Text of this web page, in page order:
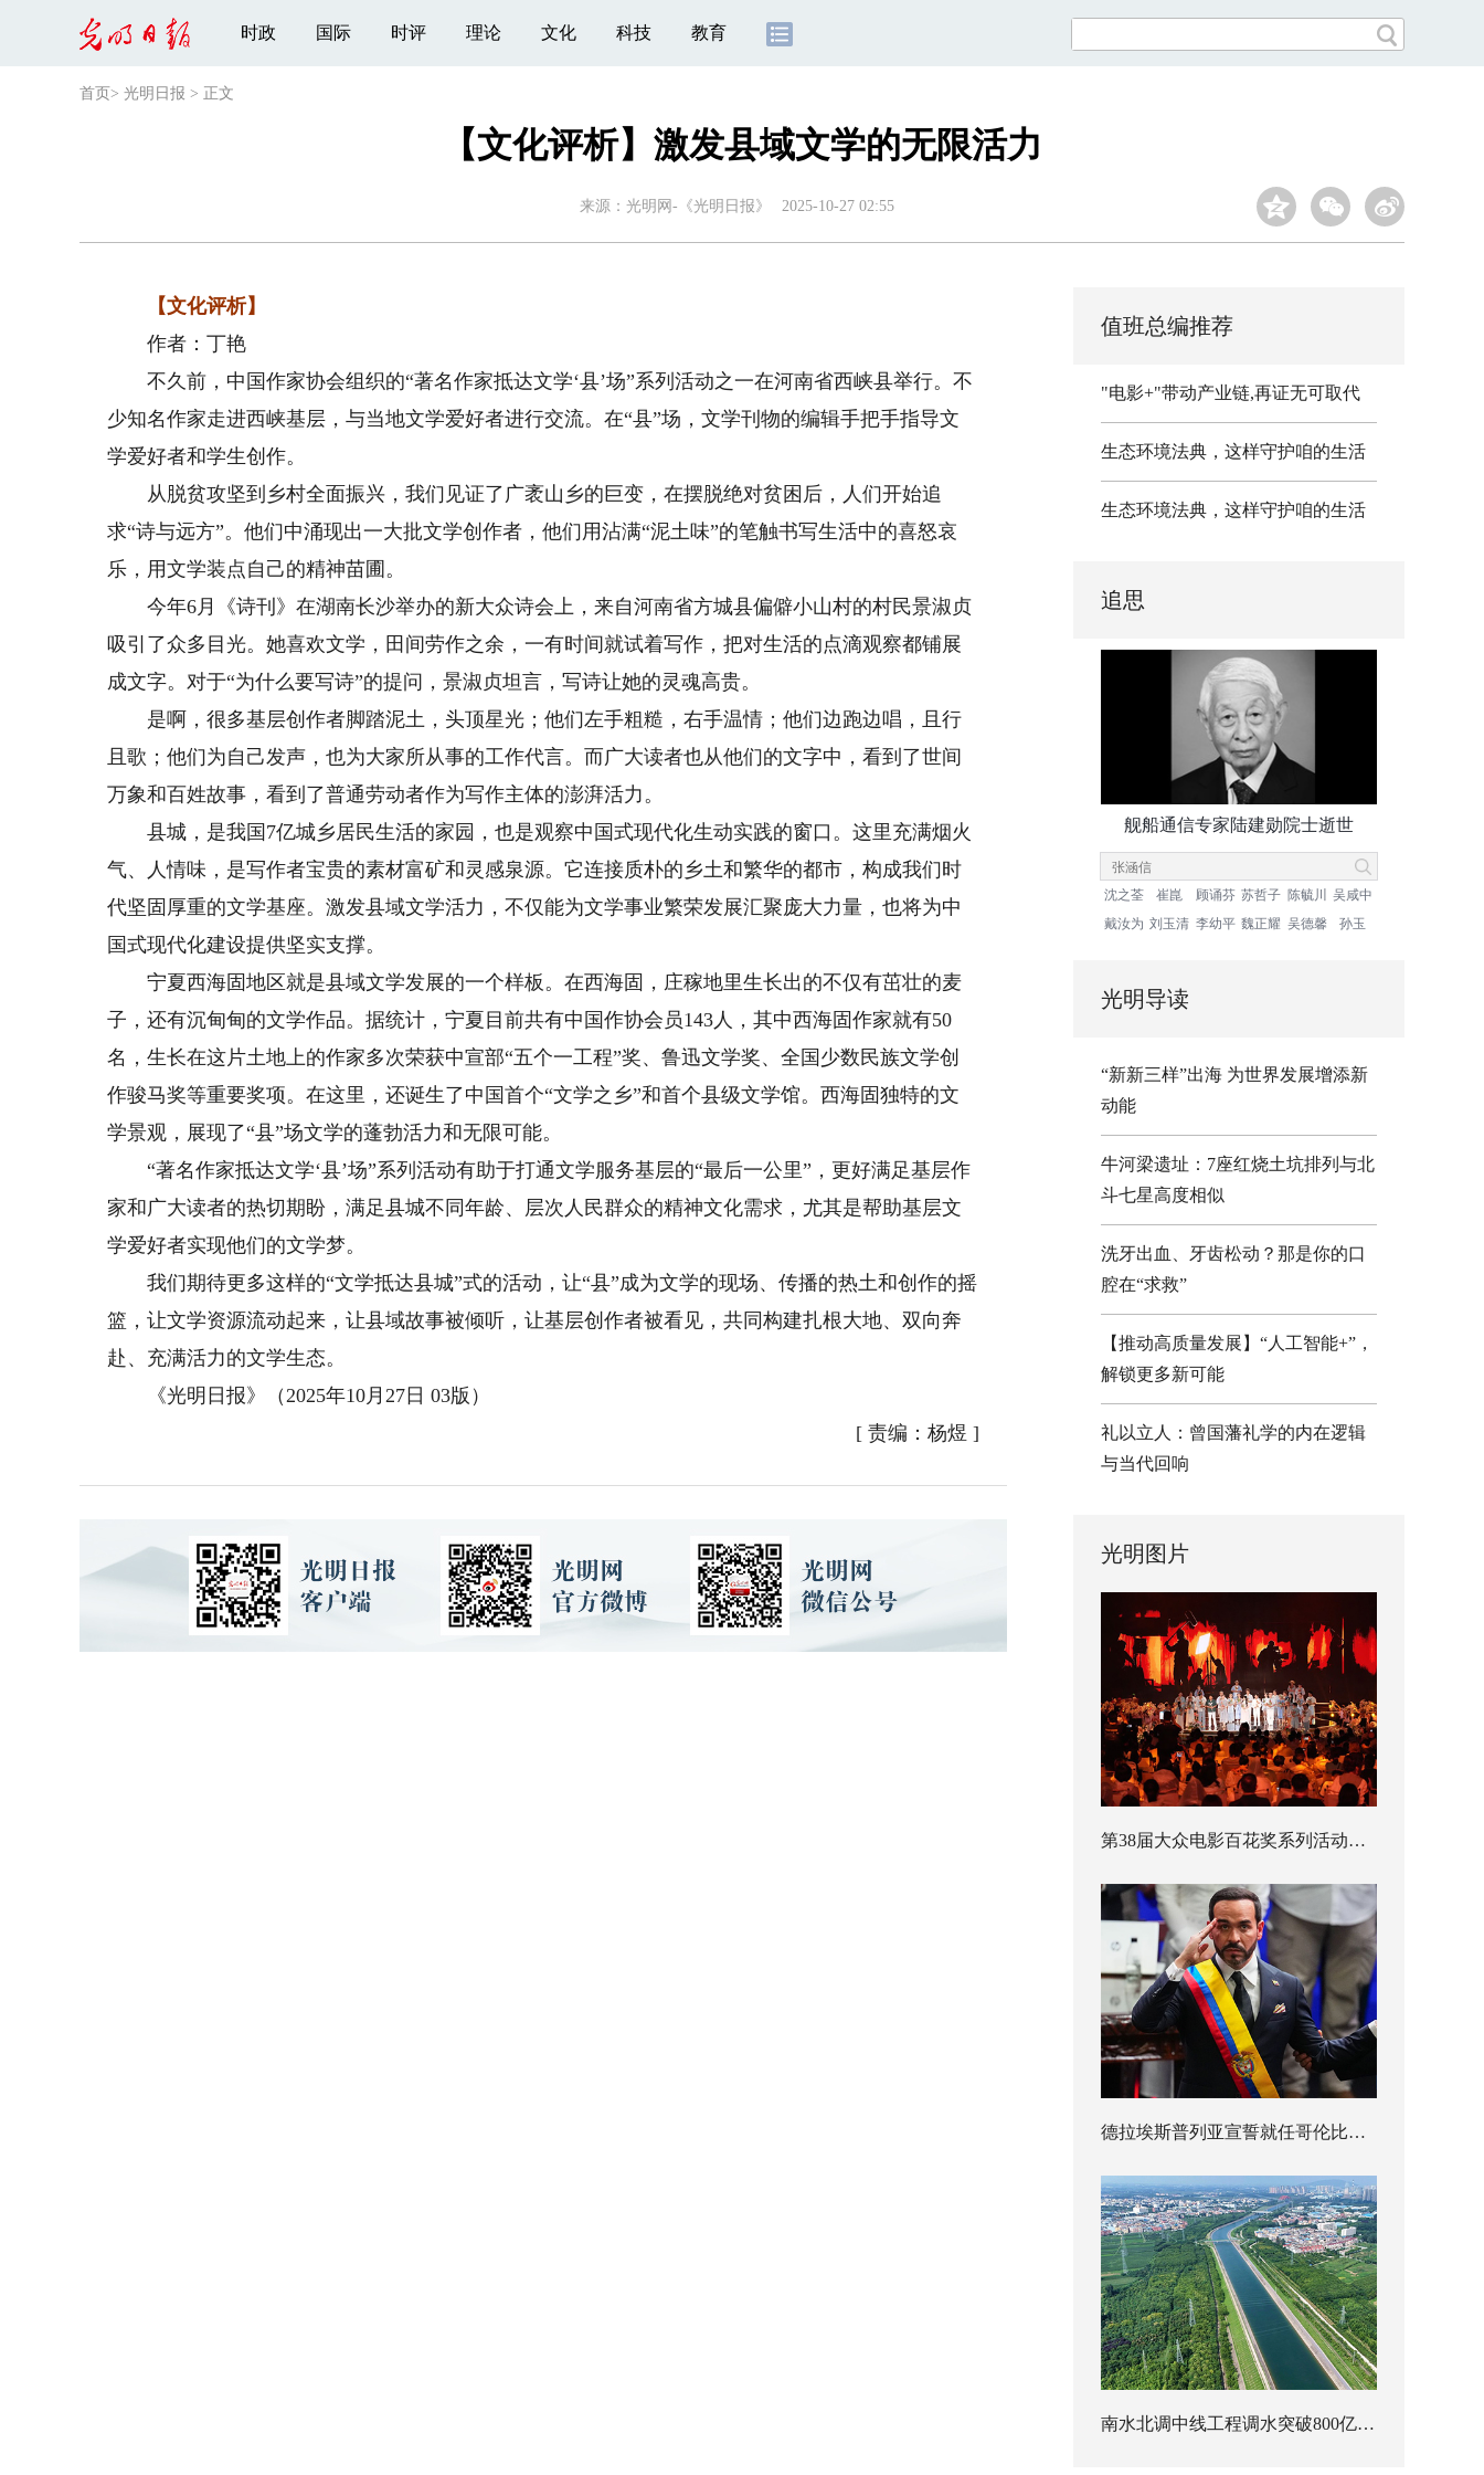
时政 国际 时评 理论 文化 科技 教育
首页 > 光明日报 > 正文
【文化评析】激发县域文学的无限活力
来源： 光明网-《光明日报》 2025-10-27 02:55
【文化评析】
作者：丁艳
不久前，中国作家协会组织的“著名作家抵达文学‘县’场”系列活动之一在河南省西峡县举行。不
少知名作家走进西峡基层，与当地文学爱好者进行交流。在“县”场，文学刊物的编辑手把手指导文
学爱好者和学生创作。
从脱贫攻坚到乡村全面振兴，我们见证了广袤山乡的巨变，在摆脱绝对贫困后，人们开始追
求“诗与远方”。他们中涌现出一大批文学创作者，他们用沾满“泥土味”的笔触书写生活中的喜怒哀
乐，用文学装点自己的精神苗圃。
今年6月《诗刊》在湖南长沙举办的新大众诗会上，来自河南省方城县偏僻小山村的村民景淑贞
吸引了众多目光。她喜欢文学，田间劳作之余，一有时间就试着写作，把对生活的点滴观察都铺展
成文字。对于“为什么要写诗”的提问，景淑贞坦言，写诗让她的灵魂高贵。
是啊，很多基层创作者脚踏泥土，头顶星光；他们左手粗糙，右手温情；他们边跑边唱，且行
且歌；他们为自己发声，也为大家所从事的工作代言。而广大读者也从他们的文字中，看到了世间
万象和百姓故事，看到了普通劳动者作为写作主体的澎湃活力。
县城，是我国7亿城乡居民生活的家园，也是观察中国式现代化生动实践的窗口。这里充满烟火
气、人情味，是写作者宝贵的素材富矿和灵感泉源。它连接质朴的乡土和繁华的都市，构成我们时
代坚固厚重的文学基座。激发县域文学活力，不仅能为文学事业繁荣发展汇聚庞大力量，也将为中
国式现代化建设提供坚实支撑。
宁夏西海固地区就是县域文学发展的一个样板。在西海固，庄稼地里生长出的不仅有茁壮的麦
子，还有沉甸甸的文学作品。据统计，宁夏目前共有中国作协会员143人，其中西海固作家就有50
名，生长在这片土地上的作家多次荣获中宣部“五个一工程”奖、鲁迅文学奖、全国少数民族文学创
作骏马奖等重要奖项。在这里，还诞生了中国首个“文学之乡”和首个县级文学馆。西海固独特的文
学景观，展现了“县”场文学的蓬勃活力和无限可能。
“著名作家抵达文学‘县’场”系列活动有助于打通文学服务基层的“最后一公里”，更好满足基层作
家和广大读者的热切期盼，满足县城不同年龄、层次人民群众的精神文化需求，尤其是帮助基层文
学爱好者实现他们的文学梦。
我们期待更多这样的“文学抵达县城”式的活动，让“县”成为文学的现场、传播的热土和创作的摇
篮，让文学资源流动起来，让县域故事被倾听，让基层创作者被看见，共同构建扎根大地、双向奔
赴、充满活力的文学生态。
《光明日报》（2025年10月27日 03版）
[ 责编：杨煜 ]
值班总编推荐
"电影+"带动产业链,再证无可取代
生态环境法典，这样守护咱的生活
生态环境法典，这样守护咱的生活
追思
舰船通信专家陆建勋院士逝世
沈之荃 崔崑 顾诵芬 苏哲子 陈毓川
吴咸中
戴汝为 刘玉清 李幼平 魏正耀 吴德馨 孙玉
光明导读
“新新三样”出海 为世界发展增添新
动能
牛河梁遗址：7座红烧土坑排列与北
斗七星高度相似
洗牙出血、牙齿松动？那是你的口
腔在“求救”
【推动高质量发展】“人工智能+”，
解锁更多新可能
礼以立人：曾国藩礼学的内在逻辑
与当代回响
光明图片
第38届大众电影百花奖系列活动开幕
德拉埃斯普列亚宣誓就任哥伦比亚总统
南水北调中线工程调水突破800亿立方米